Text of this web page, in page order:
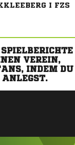
I FZS
VEREIN,
INDEM DU
ANLEGST.